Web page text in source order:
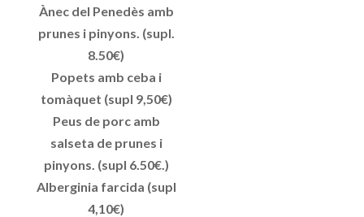
Ànec del Penedès amb
prunes i pinyons. (supl.
8.50€)
Popets amb ceba i
tomàquet (supl 9,50€)
Peus de porc amb
salseta de prunes i
pinyons. (supl 6.50€.)
Alberginia farcida (supl
4,10€)